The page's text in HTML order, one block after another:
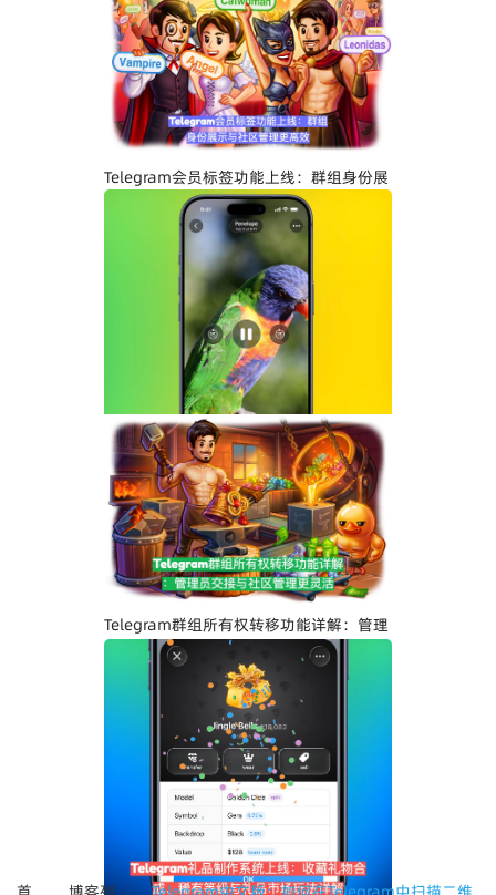
Telegram关闭私聊分享功能详解：增强聊
天隐私与内容保护
Telegram会员标签功能上线：群组身份展
示与社区管理更高效
Telegram界面全面升级：安卓版全新设
计、iOS Liquid Glass优化与操作体验提
升
Telegram群组所有权转移功能详解：管理
员交接与社区管理更灵活